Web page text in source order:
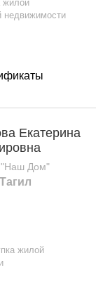
жилой
недвижимости
Екатерина
"Наш Дом"
жилой